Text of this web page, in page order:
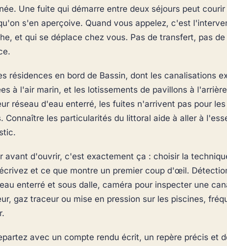
Une fuite qui démarre entre deux séjours peut courir
s'en aperçoive. Quand vous appelez, c'est
et qui se déplace chez vous. Pas de transfert, pas
résidences en bord de Bassin, dont les canalisations
à l'air marin, et les lotissements de pavillons à
réseau d'eau enterré, les fuites n'arrivent pas pour les
Connaître les particularités du littoral aide à aller à
avant d'ouvrir, c'est exactement ça : choisir la
et ce que montre un premier coup d'œil.
enterré et sous dalle, caméra pour inspecter une
gaz traceur ou mise en pression sur les piscines,
avec un compte rendu écrit, un repère précis et